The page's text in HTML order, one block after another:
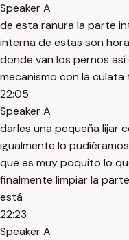
Speaker A
de esta ranura la parte
interna de estas son
donde van los pernos
mecanismo con la
22:05
Speaker A
darles una pequeña lijar
igualmente lo
que es muy poquito lo
finalmente limpiar la
está
22:23
Speaker A